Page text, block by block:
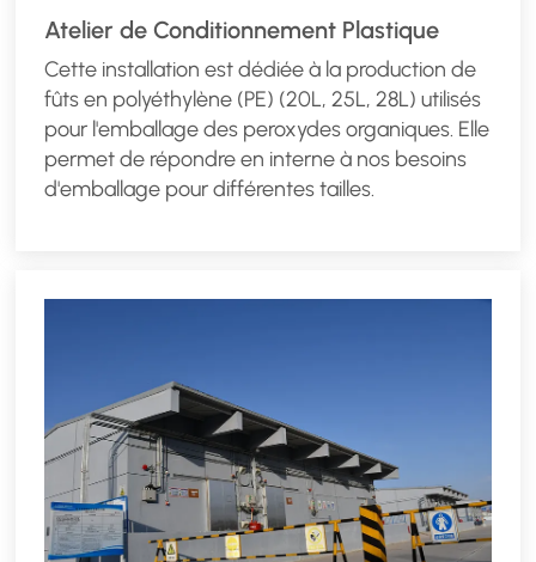
Atelier de Conditionnement Plastique
Cette installation est dédiée à la production de
fûts en polyéthylène (PE) (20L, 25L, 28L) utilisés
pour l'emballage des peroxydes organiques. Elle
permet de répondre en interne à nos besoins
d'emballage pour différentes tailles.